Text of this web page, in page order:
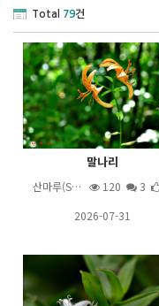
Total 79건
말나리
산마루(S… 120 3
2026-07-31